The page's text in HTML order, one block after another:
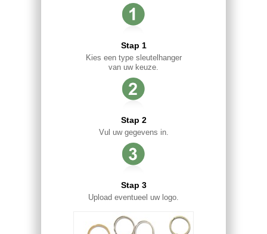
Stap 1
Kies een type sleutelhanger
van uw keuze.
Stap 2
Vul uw gegevens in.
Stap 3
Upload eventueel uw logo.